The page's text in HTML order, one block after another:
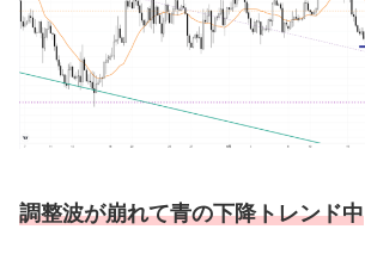
調整波が崩れて青の下降トレンド中